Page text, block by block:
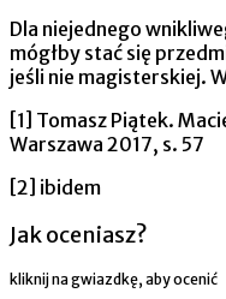
Dla niejednego
mógłby stać się
jeśli nie magisterskiej.
[1] Tomasz Piątek.
Warszawa 2017, s. 57
[2] ibidem
Jak oceniasz?
kliknij na gwiazdkę, aby ocenić